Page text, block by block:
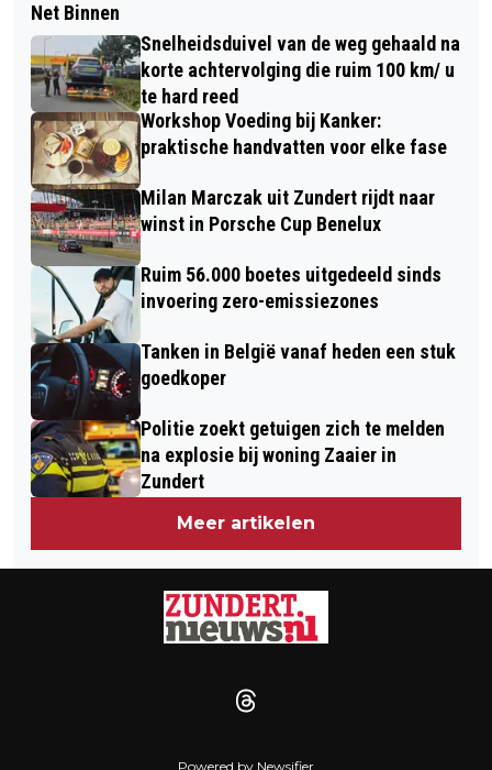
Net Binnen
Snelheidsduivel van de weg gehaald na
korte achtervolging die ruim 100 km/ u
te hard reed
Workshop Voeding bij Kanker:
praktische handvatten voor elke fase
Milan Marczak uit Zundert rijdt naar
winst in Porsche Cup Benelux
Ruim 56.000 boetes uitgedeeld sinds
invoering zero-emissiezones
Tanken in België vanaf heden een stuk
goedkoper
Politie zoekt getuigen zich te melden
na explosie bij woning Zaaier in
Zundert
Meer artikelen
Powered by Newsifier